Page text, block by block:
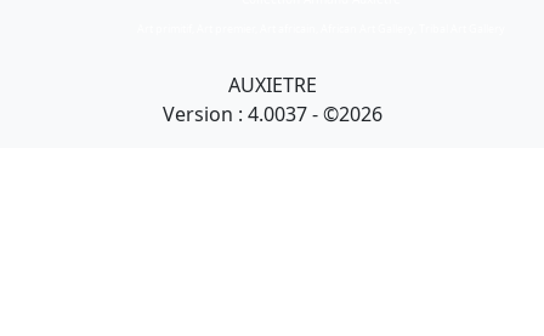
AUXIETRE
Version : 4.0037 - ©2026